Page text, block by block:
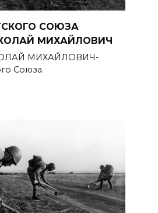
СОЮЗА
МИХАЙЛОВИЧ
МИХАЙЛОВИЧ-
Союза.